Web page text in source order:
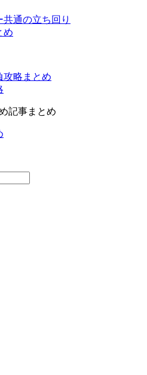
通の立ち回り
め
攻略まとめ
記事まとめ